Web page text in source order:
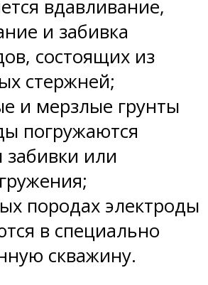
вдавливание,
и забивка
состоящих из
стержней;
и мерзлые грунты
погружаются
или
породах электроды
в специально
скважину.